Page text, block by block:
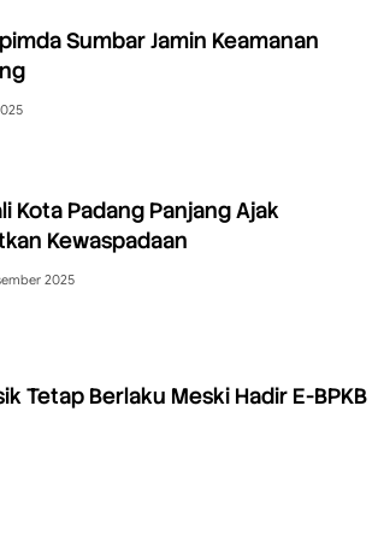
Sumbar Jamin Keamanan
Kota Padang Panjang Ajak
Kewaspadaan
2025
Tetap Berlaku Meski Hadir E-BPKB